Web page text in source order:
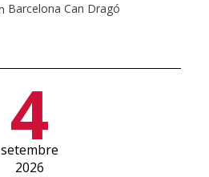
Barcelona Can Dragó
4
setembre
2026